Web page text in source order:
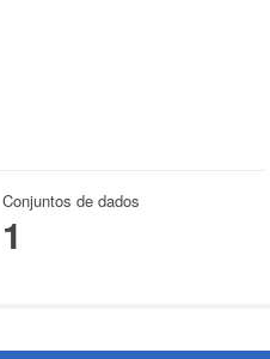
Conjuntos de dados
1